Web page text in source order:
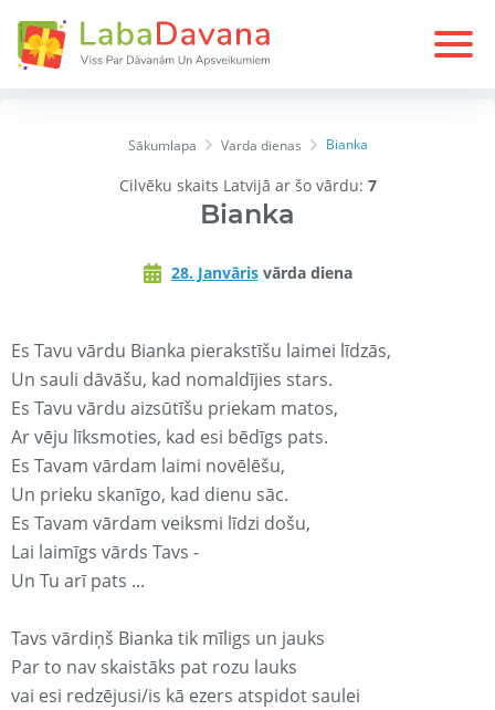
Sākumlapa Varda dienas Bianka
Cilvēku skaits Latvijā ar šo vārdu: 7
Bianka
28. Janvārisvārda diena
Es Tavu vārdu Bianka pierakstīšu laimei līdzās,
Un sauli dāvāšu, kad nomaldījies stars.
Es Tavu vārdu aizsūtīšu priekam matos,
Ar vēju līksmoties, kad esi bēdīgs pats.
Es Tavam vārdam laimi novēlēšu,
Un prieku skanīgo, kad dienu sāc.
Es Tavam vārdam veiksmi līdzi došu,
Lai laimīgs vārds Tavs -
Un Tu arī pats ...
Tavs vārdiņš Bianka tik mīligs un jauks
Par to nav skaistāks pat rozu lauks
vai esi redzējusi/is kā ezers atspidot saulei